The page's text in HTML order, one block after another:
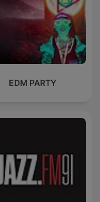
EDM PARTY